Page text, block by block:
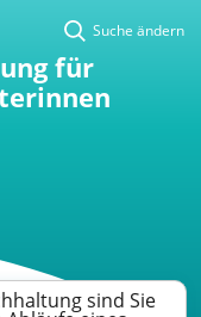
Suche ändern
für
sind Sie